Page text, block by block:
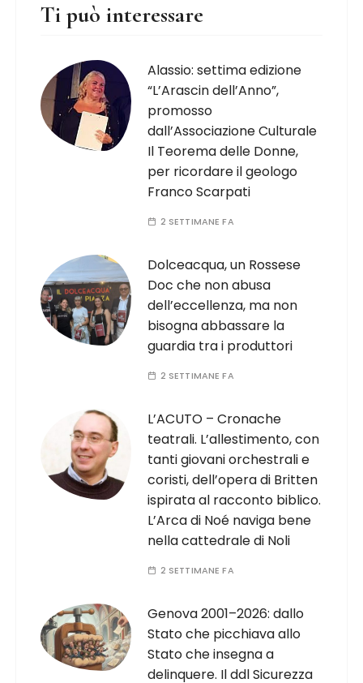
Ti può interessare
Alassio: settima edizione
“L’Arascin dell’Anno”,
promosso
dall’Associazione Culturale
Il Teorema delle Donne,
per ricordare il geologo
Franco Scarpati
2 SETTIMANE FA
Dolceacqua, un Rossese
Doc che non abusa
dell’eccellenza, ma non
bisogna abbassare la
guardia tra i produttori
2 SETTIMANE FA
L’ACUTO – Cronache
teatrali. L’allestimento, con
tanti giovani orchestrali e
coristi, dell’opera di Britten
ispirata al racconto biblico.
L’Arca di Noé naviga bene
nella cattedrale di Noli
2 SETTIMANE FA
Genova 2001–2026: dallo
Stato che picchiava allo
Stato che insegna a
delinquere. Il ddl Sicurezza